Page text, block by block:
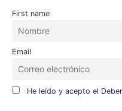
First name
Email
He leído y acepto el